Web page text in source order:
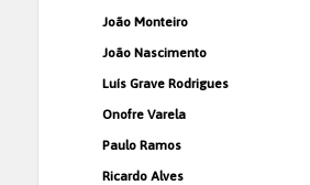
João Monteiro
João Nascimento
Luís Grave Rodrigues
Onofre Varela
Paulo Ramos
Ricardo Alves